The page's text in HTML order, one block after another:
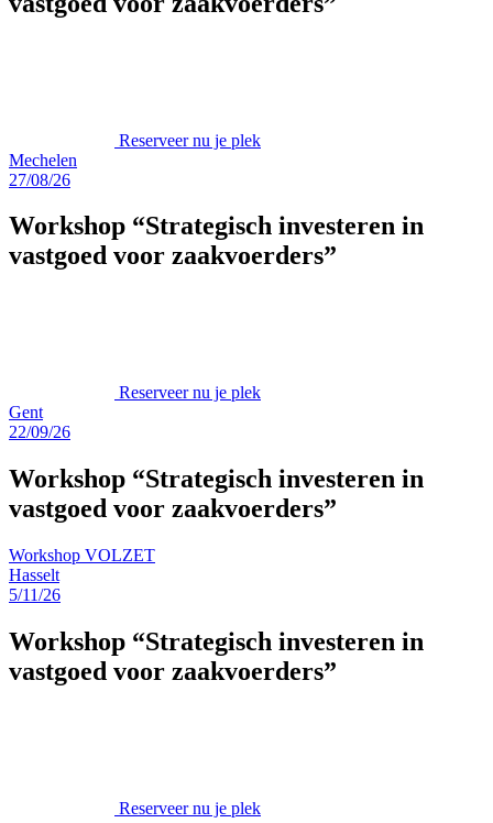
Reserveer nu je plek
Mechelen
27/08/26
Workshop “Strategisch investeren in
vastgoed voor zaakvoerders”
Reserveer nu je plek
Gent
22/09/26
Workshop “Strategisch investeren in
vastgoed voor zaakvoerders”
Workshop VOLZET
Hasselt
5/11/26
Workshop “Strategisch investeren in
vastgoed voor zaakvoerders”
Reserveer nu je plek